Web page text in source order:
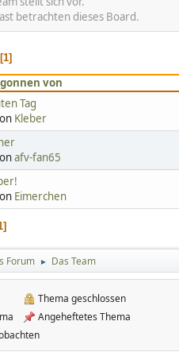
betrachten dieses Board.
1
von
Tag
Kleber
afv-fan65
Eimerchen
Forum ► Das Team
Thema geschlossen
Angeheftetes Thema